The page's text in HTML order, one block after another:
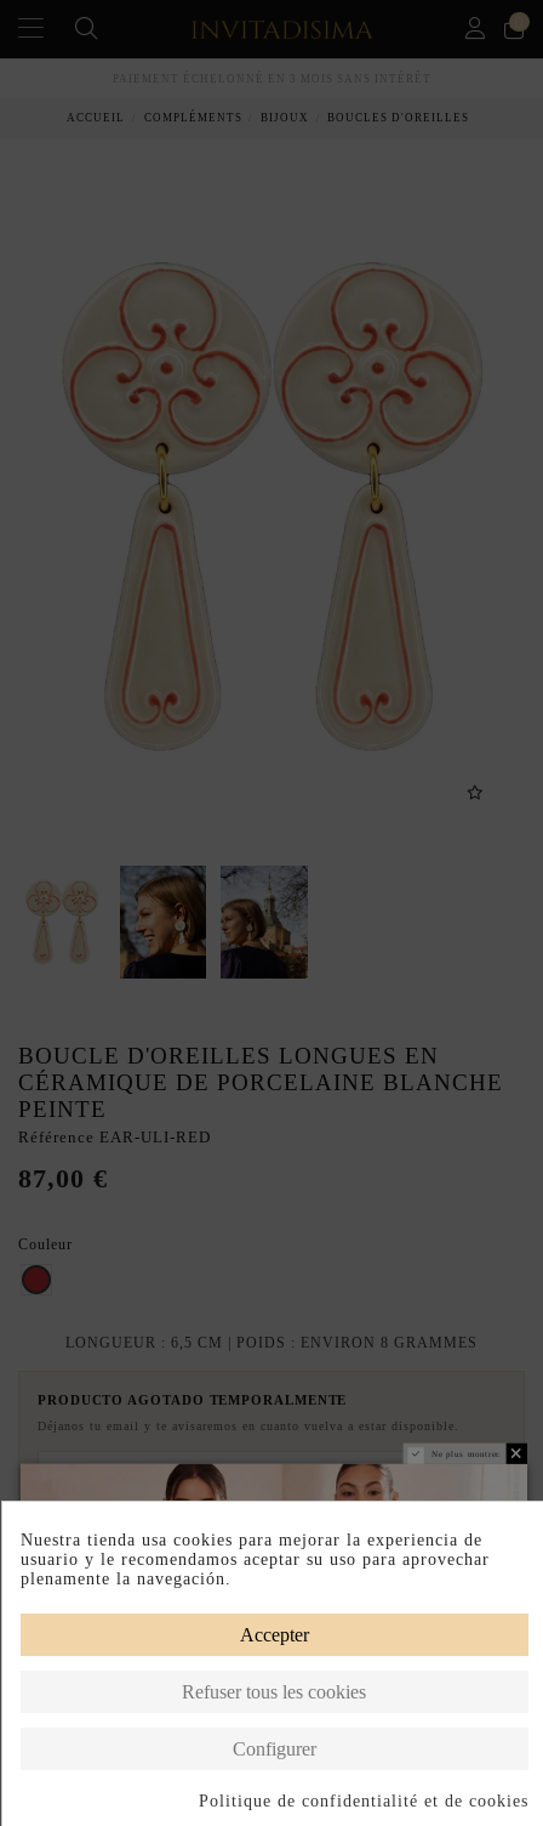
ACCUEIL COMPLÉMENTS BIJOUX BOUCLES D'OREILLES
BOUCLE D'OREILLES LONGUES EN
CÉRAMIQUE DE PORCELAINE BLANCHE
PEINTE
Référence EAR-ULI-RED
87,00 €
Couleur
Rouge
LONGUEUR : 6,5 CM | POIDS : ENVIRON 8 GRAMMES
PRODUCTO AGOTADO TEMPORALMENTE
Déjanos tu email y te avisaremos en cuanto vuelva a estar disponible.
Avisame cuando vuelva
Retours faciles
Ne plus montrer.
Nuestra tienda usa cookies para mejorar la experiencia de
usuario y le recomendamos aceptar su uso para aprovechar
plenamente la navegación.
Accepter
Refuser tous les cookies
Configurer
Politique de confidentialité et de cookies